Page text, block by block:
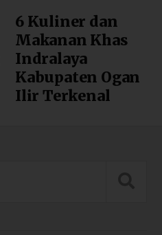
6 Kuliner dan
Makanan Khas
Indralaya
Kabupaten Ogan
Ilir Terkenal